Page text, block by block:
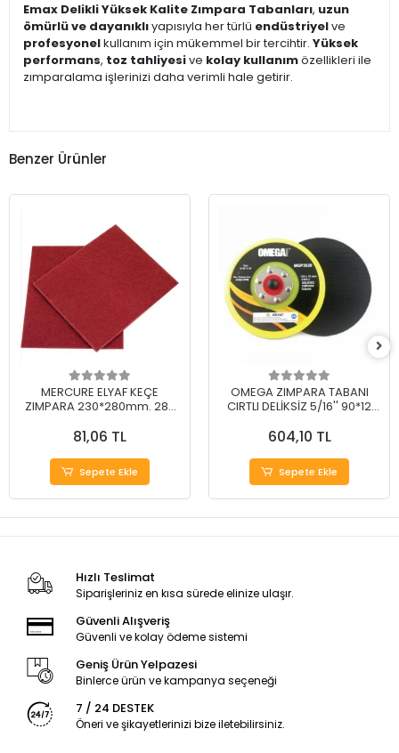
Emax Delikli Yüksek Kalite Zımpara Tabanları, uzun
ömürlü ve dayanıklıyapısıyla her türlü endüstriyelve
profesyonelkullanım için mükemmel bir tercihtir. Yüksek
performans, toz tahliyesive kolay kullanımözellikleri ile
zımparalama işlerinizi daha verimli hale getirir.
Benzer Ürünler
MERCURE ELYAF KEÇE
ZIMPARA 230*280mm. 280
81,06 TL
Sepete Ekle
OMEGA ZIMPARA TABANI
CIRTLI DELİKSİZ 5/16'' 90*12
604,10 TL
Sepete Ekle
Hızlı Teslimat
Siparişleriniz en kısa sürede elinize ulaşır.
Güvenli Alışveriş
Güvenli ve kolay ödeme sistemi
Geniş Ürün Yelpazesi
Binlerce ürün ve kampanya seçeneği
7 / 24 DESTEK
Öneri ve şikayetlerinizi bize iletebilirsiniz.